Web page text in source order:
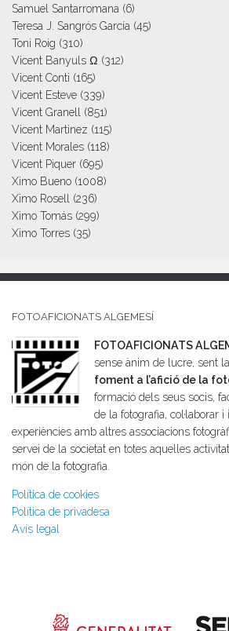
Samuel Santarromana (6)
Teresa J. Sangrós García (45)
Toni Roig (310)
Vicent Banyuls Ω (312)
Vicent Conti (165)
Vicent Esteve (339)
Vicent Granell
(851)
Vicent Martinez (115)
Vicent Morales (118)
Vicent Piquer (695)
Ximo Bueno (1008)
Ximo Rosell
(236)
Ximo Tomás (299)
Ximo Torres (35)
FOTOAFICIONATS ALGEMESÍ
FOTOAFICIONATS
sense ànim de lucre, sent
foment a l’afició de la
formació dels seus socis,
de la fotografia, col·laborar
experiències amb altres associacions
servei de la societat en totes aquelles
món de la fotografia.
Política de cookies
Política de privadesa
Avís legal